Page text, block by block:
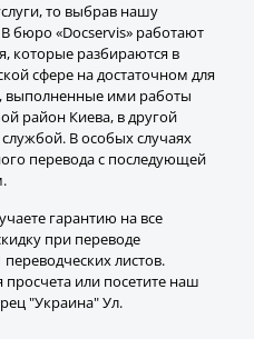
то выбрав нашу
бюро «Docservis» работают
которые разбираются в
сфере на достаточном для
выполненные ими работы
район Киева, в другой
В особых случаях
перевода с последующей
гарантию на все
при переводе
листов.
просчета или посетите наш
"Украина" Ул.